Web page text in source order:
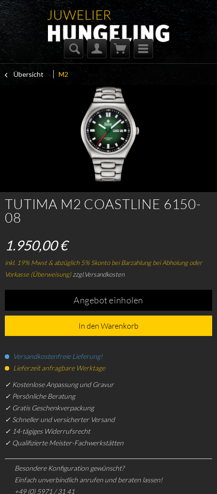
Übersicht M2
TUTIMA M2 COASTLINE 6150-
08
1.950,00 €
inkl. 19% Mwst & abzüglich 5% Skonto bei Barzahlung bei Abholung oder
Vorkasse (Überweisung)zzgl.Versandkosten
Angebot einholen
In den Warenkorb
Versandkostenfreie Lieferung!
Lieferzeit anfragbare Werktage
✓ Kostenlose Anpassung und Gravur
✓ Persönliche Beratung
✓ Gratis Geschenkverpackung
✓ Schneller und versicherter Versand
✓ 14-tägiges Widerrufsrecht
✓ Qualifizierte Meister-Fachwerkstätten
Besondere Konfiguration gewünscht?
Einfach unverbindlich anrufen und beraten lassen!
+49 (0) 5971 / 31 41